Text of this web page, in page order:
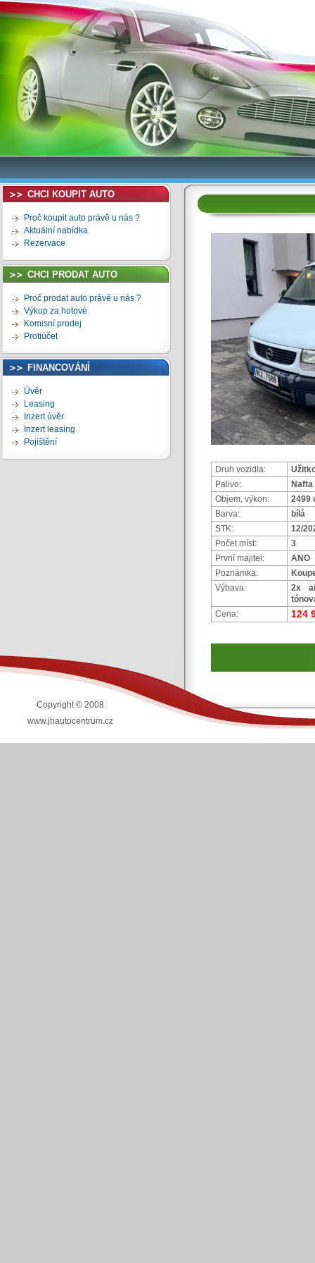
CHCI KOUPIT AUTO
Proč koupit auto právě u nás ?
Aktuální nabídka
Rezervace
CHCI PRODAT AUTO
Proč prodat auto právě u nás ?
Výkup za hotové
Komisní prodej
Protiúčet
FINANCOVÁNÍ
Úvěr
Leasing
Inzert úvěr
Inzert leasing
Pojištění
Druh vozidla:
Palivo:
Nafta
Objem, výkon:
2499
Barva:
bílá
STK:
12/
Počet míst:
3
První majitel:
ANO
Poznámka:
Výbava:
2x
Cena:
124
Copyright © 2008
www.jhautocentrum.cz